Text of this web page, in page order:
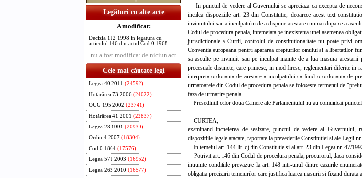
Legături cu alte acte
A modificat:
Decizia 112 1998 in legatura cu
articolul 146 din actul Cod 0 1968
nu a fost modificat de niciun act
Cele mai căutate legi
Legea 40 2011 (24592)
Hotărârea 73 2006 (24022)
OUG 195 2002 (23741)
Hotărârea 41 2001 (22837)
Legea 28 1991 (20930)
Ordin 4 2007 (18304)
Cod 0 1864 (17576)
Legea 571 2003 (16952)
Legea 263 2010 (16577)
In punctul de vedere al Guvernului se apreciaza ca exceptia de
incalca dispozitiile art. 23 din Constitutie, deoarece acest text
invinuitului sau a inculpatului de a dispune arestarea numai dupa ce a
Codul de procedura penala, intemeiata pe inexistenta unei asemenea
jurisdictionale a Curtii, controlul de constitutionalitate nu poate privi
Conventia europeana pentru apararea drepturilor omului si a libertatilor
sa asculte pe invinuit sau pe inculpat inainte de a lua masura
procesuale distincte, care primesc, in mod firesc, reglementari diferite in
interpreta ordonanta de arestare a inculpatului ca fiind o ordonanta de
urmatoarele din Codul de procedura penala se foloseste termenul de
faza de urmarire penala.
Presedintii celor doua Camere ale Parlamentului nu au comunicat
CURTEA,
examinand incheierea de sesizare, punctul de vedere al Guvernului,
dispozitiile legale atacate, raportate la prevederile Constitutiei si ale Legii
In temeiul art. 144 lit. c) din Constitutie si al art. 23 din Legea nr. 47/
Potrivit art. 146 din Codul de procedura penala, procurorul, daca
intrunite conditiile prevazute la art. 143 intr-unul dintre cazurile
obligatia precizarii temeiurilor care justifica luarea masurii si fixand durata